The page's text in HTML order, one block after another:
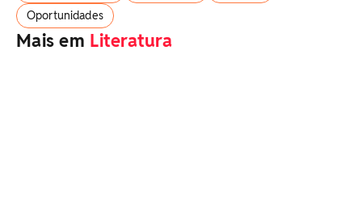
Oportunidades
Mais em Literatura